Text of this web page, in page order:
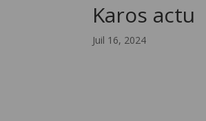
Karos actu
Juil 16, 2024